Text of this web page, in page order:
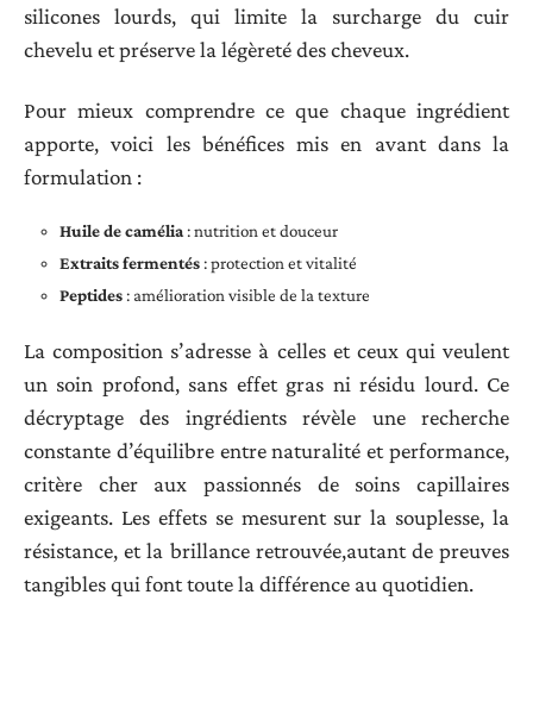
silicones lourds, qui limite la surcharge du cuir
chevelu et préserve la légèreté des cheveux.
Pour mieux comprendre ce que chaque ingrédient
apporte, voici les bénéfices mis en avant dans la
formulation :
Huile de camélia: nutrition et douceur
Extraits fermentés: protection et vitalité
Peptides: amélioration visible de la texture
La composition s’adresse à celles et ceux qui veulent
un soin profond, sans effet gras ni résidu lourd. Ce
décryptage des ingrédients révèle une recherche
constante d’équilibre entre naturalité et performance,
critère cher aux passionnés de soins capillaires
exigeants. Les effets se mesurent sur la souplesse, la
résistance, et la brillance retrouvée,autant de preuves
tangibles qui font toute la différence au quotidien.